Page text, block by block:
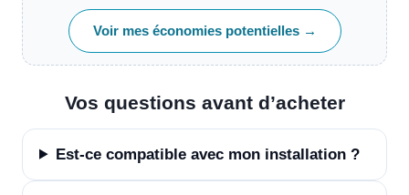
Voir mes économies potentielles →
Vos questions avant d’acheter
Est-ce compatible avec mon installation ?